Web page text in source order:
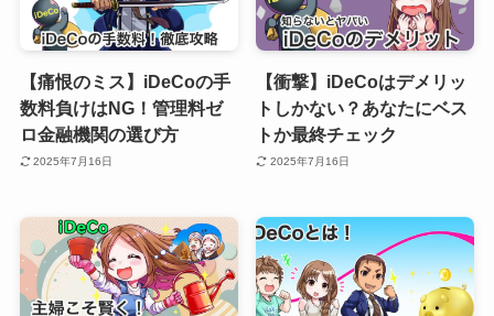
【痛恨のミス】iDeCoの手
数料負けはNG！管理料ゼ
ロ金融機関の選び方
2025年7月16日
【衝撃】iDeCoはデメリッ
トしかない？あなたにベス
トか最終チェック
2025年7月16日